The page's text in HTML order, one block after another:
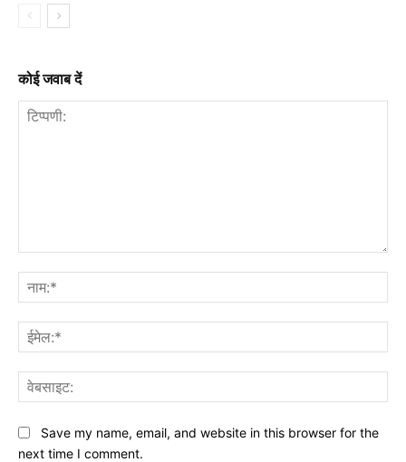
कोई जवाब दें
Save my name, email, and website in this browser for the
next time I comment.